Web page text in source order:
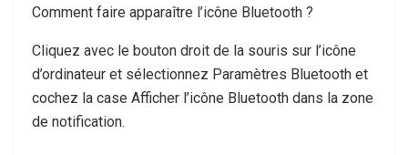
Comment faire apparaître l’icône Bluetooth ?
Cliquez avec le bouton droit de la souris sur l’icône
d’ordinateur et sélectionnez Paramètres Bluetooth et
cochez la case Afficher l’icône Bluetooth dans la zone
de notification.